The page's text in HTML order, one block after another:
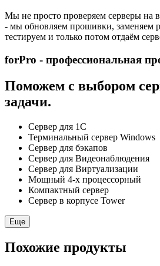
Мы не просто проверяем серверы на
- мы обновляем прошивки, заменяем
тестируем и только потом отдаём
forPro - профессиональная
Поможем с выбором
задачи.
Сервер для 1С
Терминальный сервер Windows
Сервер для бэкапов
Сервер для Видеонаблюдения
Сервер для Виртуализации
Мощный 4-х процессорный
Компактный сервер
Сервер в корпусе Tower
Еще
Похожие продукты